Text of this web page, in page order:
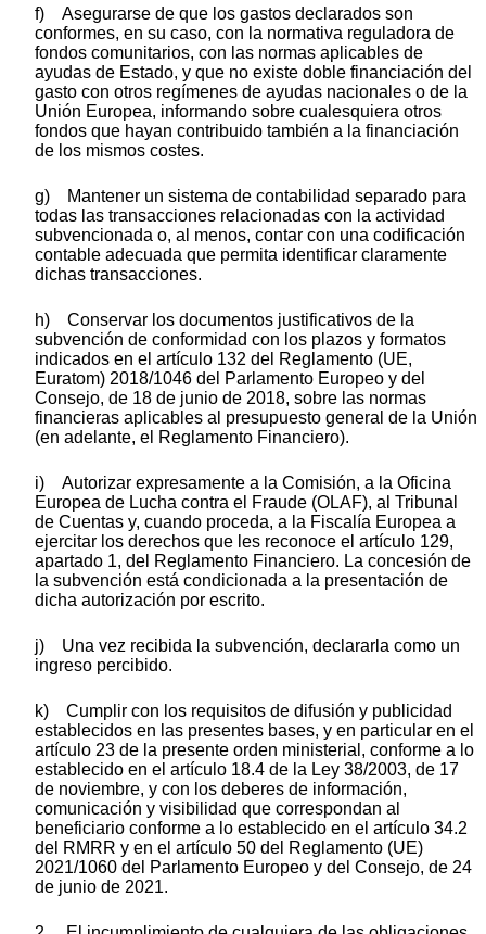
f) Asegurarse de que los gastos declarados son
conformes, en su caso, con la normativa reguladora de
fondos comunitarios, con las normas aplicables de
ayudas de Estado, y que no existe doble financiación del
gasto con otros regímenes de ayudas nacionales o de la
Unión Europea, informando sobre cualesquiera otros
fondos que hayan contribuido también a la financiación
de los mismos costes.
g) Mantener un sistema de contabilidad separado para
todas las transacciones relacionadas con la actividad
subvencionada o, al menos, contar con una codificación
contable adecuada que permita identificar claramente
dichas transacciones.
h) Conservar los documentos justificativos de la
subvención de conformidad con los plazos y formatos
indicados en el artículo 132 del Reglamento (UE,
Euratom) 2018/1046 del Parlamento Europeo y del
Consejo, de 18 de junio de 2018, sobre las normas
financieras aplicables al presupuesto general de la Unión
(en adelante, el Reglamento Financiero).
i) Autorizar expresamente a la Comisión, a la Oficina
Europea de Lucha contra el Fraude (OLAF), al Tribunal
de Cuentas y, cuando proceda, a la Fiscalía Europea a
ejercitar los derechos que les reconoce el artículo 129,
apartado 1, del Reglamento Financiero. La concesión de
la subvención está condicionada a la presentación de
dicha autorización por escrito.
j) Una vez recibida la subvención, declararla como un
ingreso percibido.
k) Cumplir con los requisitos de difusión y publicidad
establecidos en las presentes bases, y en particular en el
artículo 23 de la presente orden ministerial, conforme a lo
establecido en el artículo 18.4 de la Ley 38/2003, de 17
de noviembre, y con los deberes de información,
comunicación y visibilidad que correspondan al
beneficiario conforme a lo establecido en el artículo 34.2
del RMRR y en el artículo 50 del Reglamento (UE)
2021/1060 del Parlamento Europeo y del Consejo, de 24
de junio de 2021.